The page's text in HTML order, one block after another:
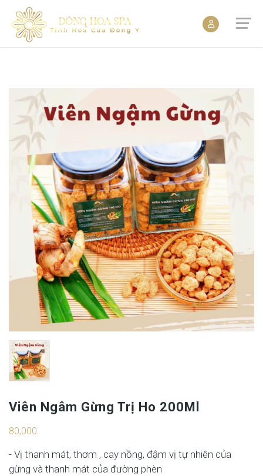
Viên Ngâm Gừng Trị Ho 200Ml
80,000
- Vị thanh mát, thơm , cay nồng, đậm vị tự nhiên của
gừng và thanh mát của đường phèn